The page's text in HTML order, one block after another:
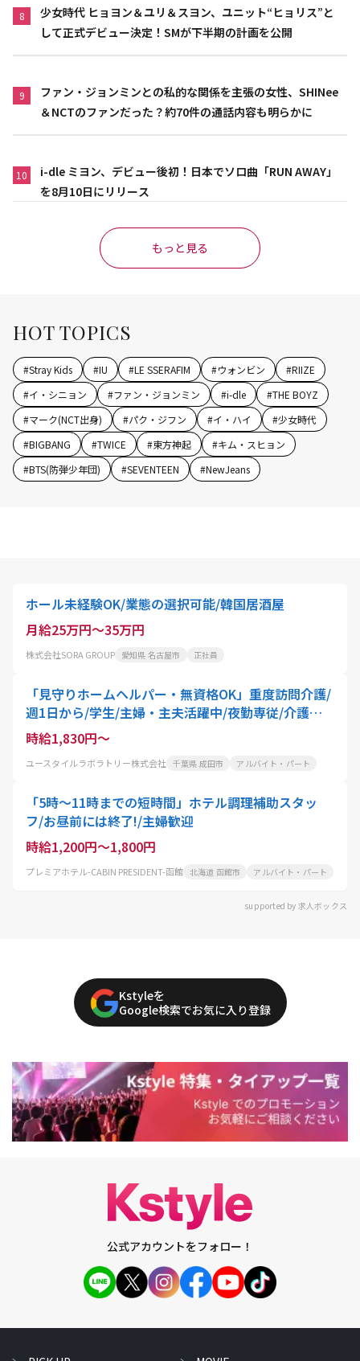
8
少女時代 ヒョヨン＆ユリ＆スヨン、ユニット“ヒョリス”と
して正式デビュー決定！SMが下半期の計画を公開
9
ファン・ジョンミンとの私的な関係を主張の女性、SHINee
＆NCTのファンだった？約70件の通話内容も明らかに
10
i-dle ミヨン、デビュー後初！日本でソロ曲「RUN AWAY」
を8月10日にリリース
もっと見る
HOT TOPICS
#Stray Kids #IU #LE SSERAFIM #ウォンビン #RIIZE
#イ・シニョン #ファン・ジョンミン #i-dle #THE BOYZ
#マーク(NCT出身) #パク・ジフン #イ・ハイ #少女時代
#BIGBANG #TWICE #東方神起 #キム・スヒョン
#BTS(防弾少年団) #SEVENTEEN #NewJeans
ホール未経験OK/業態の選択可能/韓国居酒屋
月給25万円～35万円
株式会社SORA GROUP 愛知県 名古屋市 正社員
「見守りホームヘルパー・無資格OK」重度訪問介護/
週1日から/学生/主婦・主夫活躍中/夜勤専従/介護職
員
時給1,830円～
ユースタイルラボラトリー株式会社 千葉県 成田市 アルバイト・パート
「5時〜11時までの短時間」ホテル調理補助スタッ
フ/お昼前には終了!/主婦歓迎
時給1,200円～1,800円
プレミアホテル-CABIN PRESIDENT-函館 北海道 函館市 アルバイト・パート
supported by 求人ボックス
Kstyleを
Google検索でお気に入り登録
公式アカウントをフォロー！